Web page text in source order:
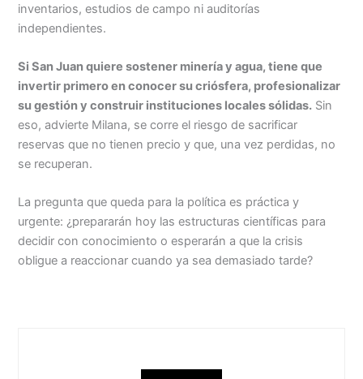
inventarios, estudios de campo ni auditorías
independientes.
Si San Juan quiere sostener minería y agua, tiene que
invertir primero en conocer su criósfera, profesionalizar
su gestión y construir instituciones locales sólidas. Sin
eso, advierte Milana, se corre el riesgo de sacrificar
reservas que no tienen precio y que, una vez perdidas, no
se recuperan.
La pregunta que queda para la política es práctica y
urgente: ¿prepararán hoy las estructuras científicas para
decidir con conocimiento o esperarán a que la crisis
obligue a reaccionar cuando ya sea demasiado tarde?